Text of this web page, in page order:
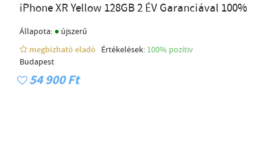
iPhone XR Yellow 128GB 2 ÉV Garanciával 100%
Állapota: ● újszerű
megbízható eladó
Értékelések: 100% pozítiv
Budapest
54 900 Ft